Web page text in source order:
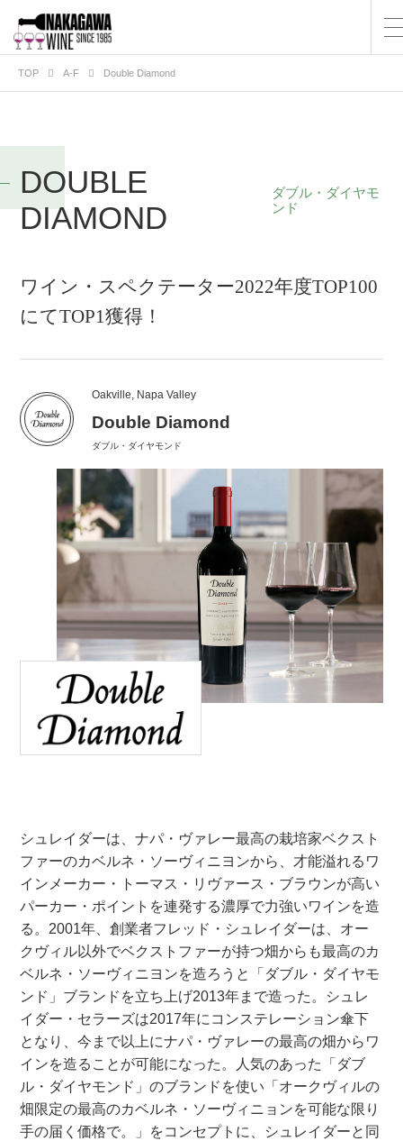
TOP A-F Double Diamond
DOUBLE
DIAMOND
ダブル・ダイヤモ
ンド
ワイン・スペクテーター2022年度TOP100
にてTOP1獲得！
Oakville, Napa Valley
Double Diamond
ダブル・ダイヤモンド
シュレイダーは、ナパ・ヴァレー最高の栽培家ベクスト
ファーのカベルネ・ソーヴィニヨンから、才能溢れるワ
インメーカー・トーマス・リヴァース・ブラウンが高い
パーカー・ポイントを連発する濃厚で力強いワインを造
る。2001年、創業者フレッド・シュレイダーは、オー
クヴィル以外でベクストファーが持つ畑からも最高のカ
ベルネ・ソーヴィニヨンを造ろうと「ダブル・ダイヤモ
ンド」ブランドを立ち上げ2013年まで造った。シュレ
イダー・セラーズは2017年にコンステレーション傘下
となり、今まで以上にナパ・ヴァレーの最高の畑からワ
インを造ることが可能になった。人気のあった「ダブ
ル・ダイヤモンド」のブランドを使い「オークヴィルの
畑限定の最高のカベルネ・ソーヴィニョンを可能な限り
手の届く価格で。」をコンセプトに、シュレイダーと同